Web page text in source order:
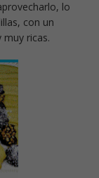
lo
con un
ricas.